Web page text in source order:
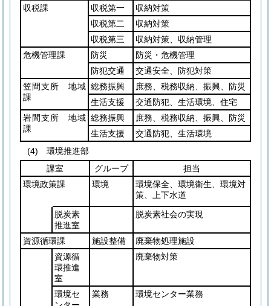
収税課 収税第一
収納対策
収税第二
収納対策
収税第三
収納対策、収納管理
危機管理課
防災
防災・危機管理
防犯交通
交通安全、防犯対策
笠間支所 地域
課
総務振興
庶務、税務収納、振興、防災
生活支援
交通防犯、生活環境、住宅
岩間支所 地域
課
総務振興
庶務、税務収納、振興、防災
生活支援
交通防犯、生活環境
(4)
環境推進部
課室
グループ
担当
環境政策課
環境
環境保全、環境衛生、環境対
策、上下水道
脱炭素
推進室
脱炭素社会の実現
資源循環課 施設整備
廃棄物処理施設
資源循
環推進
室
廃棄物対策
環境セ
業務 環境センター業務